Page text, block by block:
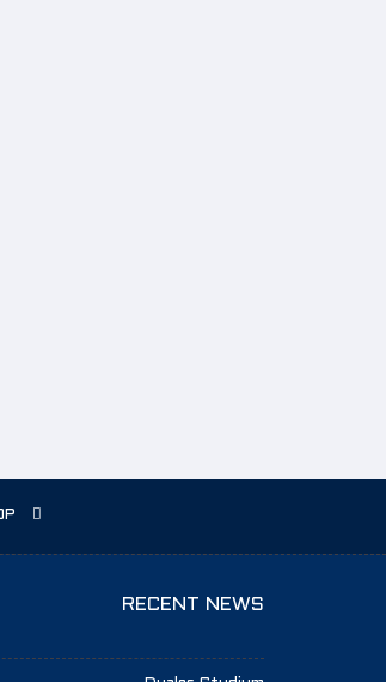
große Veranstaltung findet alle
in allen Bereichen des
einem Ort zu sehen
RECENT NEWS